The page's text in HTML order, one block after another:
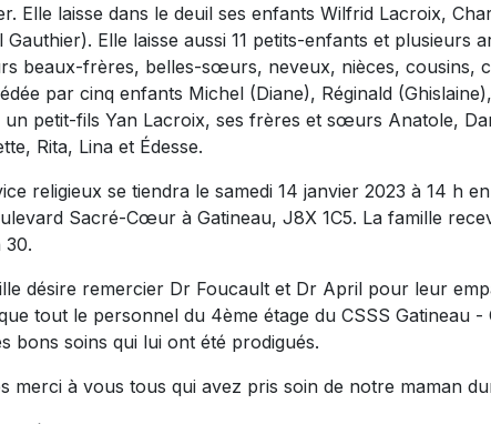
Elle laisse dans le deuil ses enfants Wilfrid Lacroix,
Gauthier). Elle laisse aussi 11 petits-enfants et plusieurs
beaux-frères, belles-sœurs, neveux, nièces, cousins,
par cinq enfants Michel (Diane), Réginald
un petit-fils Yan Lacroix, ses frères et sœurs Anatole,
Rita, Lina et Édesse.
religieux se tiendra le samedi 14 janvier 2023 à 14 h
Sacré-Cœur à Gatineau, J8X 1C5. La famille
30.
désire remercier Dr Foucault et Dr April pour leur
tout le personnel du 4ème étage du CSSS Gatineau
bons soins qui lui ont été prodigués.
merci à vous tous qui avez pris soin de notre maman